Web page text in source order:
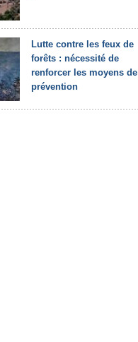
Lutte contre les feux de
forêts : nécessité de
renforcer les moyens de
prévention